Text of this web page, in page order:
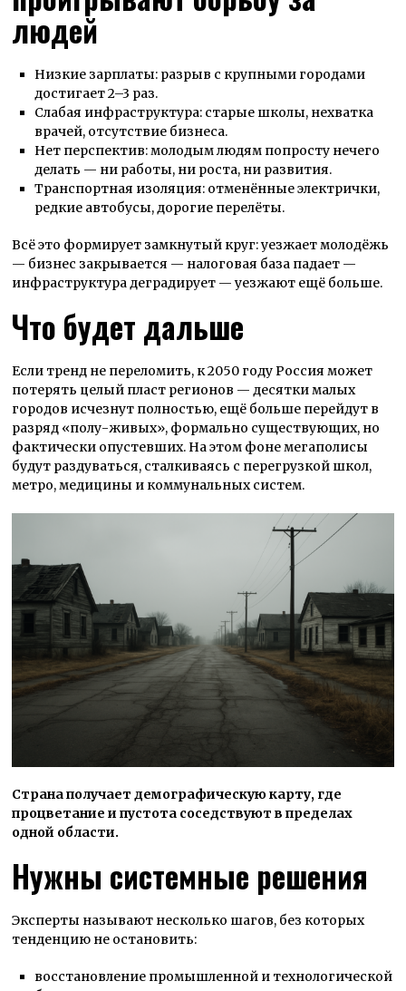
людей
Низкие зарплаты: разрыв с крупными городами
достигает 2–3 раз.
Слабая инфраструктура: старые школы, нехватка
врачей, отсутствие бизнеса.
Нет перспектив: молодым людям попросту нечего
делать — ни работы, ни роста, ни развития.
Транспортная изоляция: отменённые электрички,
редкие автобусы, дорогие перелёты.
Всё это формирует замкнутый круг: уезжает молодёжь
— бизнес закрывается — налоговая база падает —
инфраструктура деградирует — уезжают ещё больше.
Что будет дальше
Если тренд не переломить, к 2050 году Россия может
потерять целый пласт регионов — десятки малых
городов исчезнут полностью, ещё больше перейдут в
разряд «полу-живых», формально существующих, но
фактически опустевших. На этом фоне мегаполисы
будут раздуваться, сталкиваясь с перегрузкой школ,
метро, медицины и коммунальных систем.
Страна получает демографическую карту, где
процветание и пустота соседствуют в пределах
одной области.
Нужны системные решения
Эксперты называют несколько шагов, без которых
тенденцию не остановить:
восстановление промышленной и технологической